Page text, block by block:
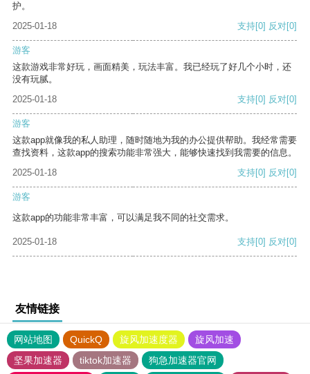
护。
2025-01-18
支持[0] 反对[0]
游客
这款游戏非常好玩，画面精美，玩法丰富。我已经玩了好几个小时，还
没有玩腻。
2025-01-18
支持[0] 反对[0]
游客
这款app就像我的私人助理，随时随地为我的办公提供帮助。我经常需要
查找资料，这款app的搜索功能非常强大，能够快速找到我需要的信息。
2025-01-18
支持[0] 反对[0]
游客
这款app的功能非常丰富，可以满足我不同的社交需求。
2025-01-18 支持[0] 反对[0]
友情链接
网站地图 QuickQ 旋风加速度器
旋风加速
坚果加速器
tiktok加速器
狗急加速器官网